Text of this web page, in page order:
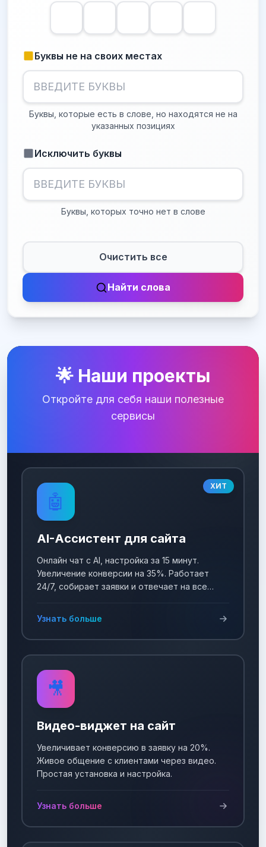
Буквы не на своих местах
Буквы, которые есть в слове, но находятся не на
указанных позициях
Исключить буквы
Буквы, которых точно нет в слове
Очистить все
Найти слова
🌟 Наши проекты
Откройте для себя наши полезные
сервисы
ХИТ
🤖
AI-Ассистент для сайта
Онлайн чат с AI, настройка за 15 минут.
Увеличение конверсии на 35%. Работает
24/7, собирает заявки и отвечает на все
Узнать больше
🎥
Видео-виджет на сайт
Увеличивает конверсию в заявку на 20%.
Живое общение с клиентами через видео.
Простая установка и настройка.
Узнать больше